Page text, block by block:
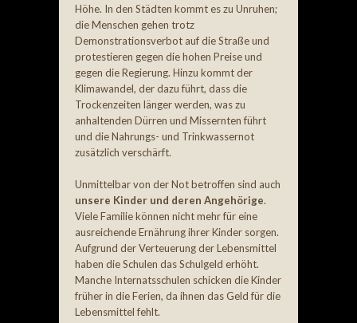
Höhe. In den Städten kommt es zu Unruhen;
die Menschen gehen trotz
Demonstrationsverbot auf die Straße und
protestieren gegen die hohen Preise und
gegen die Regierung. Hinzu kommt der
Klimawandel, der dazu führt, dass die
Trockenzeiten länger werden, was zu
anhaltenden Dürren und Missernten führt
und die Nahrungs- und Trinkwassernot
zusätzlich verschärft.
Unmittelbar von der Not betroffen sind auch
unsere Kinder und deren Angehörige.
Viele Familie können nicht mehr für eine
ausreichende Ernährung ihrer Kinder sorgen.
Aufgrund der Verteuerung der Lebensmittel
haben die Schulen das Schulgeld erhöht.
Manche Internatsschulen schicken die Kinder
früher in die Ferien, da ihnen das Geld für die
Lebensmittel fehlt.